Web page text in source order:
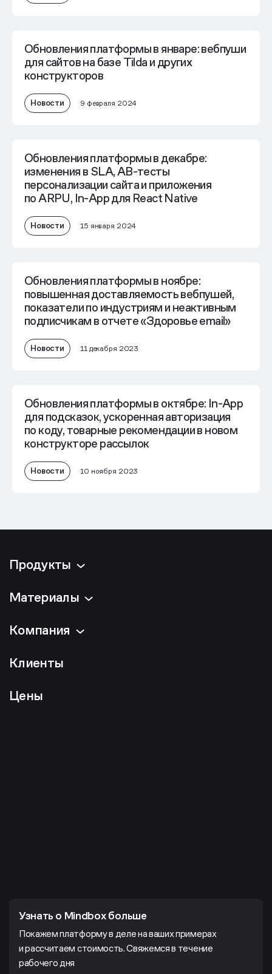
Обновления платформы в январе: вебпуши
для сайтов на базе Tilda и других
конструкторов
Новости 9 февраля 2024
Обновления платформы в декабре:
изменения в SLA, AB-тесты
персонализации сайта и приложения
по ARPU, In-App для React Native
Новости 15 января 2024
Обновления платформы в ноябре:
повышенная доставляемость вебпушей,
показатели по индустриям и неактивным
подписчикам в отчете «Здоровье email»
Новости 11 декабря 2023
Обновления платформы в октябре: In-App
для подсказок, ускоренная авторизация
по коду, товарные рекомендации в новом
конструкторе рассылок
Новости 10 ноября 2023
Продукты
Материалы
Компания
Клиенты
Цены
Узнать о Mindbox больше
Покажем платформу в деле на ваших примерах
и рассчитаем стоимость. Свяжемся в течение
рабочего дня